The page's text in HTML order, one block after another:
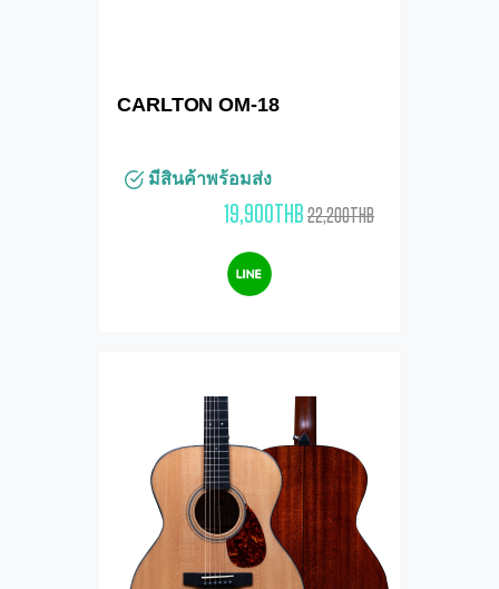
CARLTON OM-18
มีสินค้าพร้อมส่ง
19,900THB22,200THB